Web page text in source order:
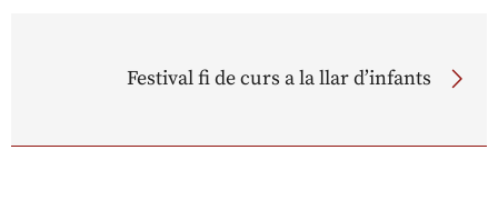
Festival fi de curs a la llar d’infants